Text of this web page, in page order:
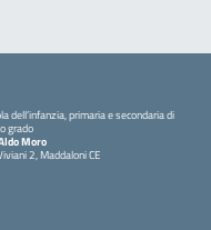
dell’infanzia, primaria e secondaria di
grado
Moro
2, Maddaloni CE